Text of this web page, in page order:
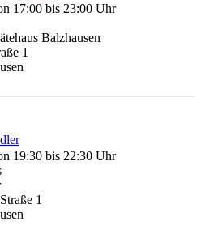
17:00 bis 23:00 Uhr
Balzhausen
1
19:30 bis 22:30 Uhr
1